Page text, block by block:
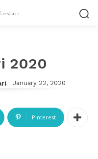
2020
January 22, 2020
Pinterest